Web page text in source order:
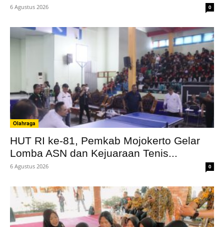
6 Agustus 2026 0
Olahraga
HUT RI ke-81, Pemkab Mojokerto Gelar
Lomba ASN dan Kejuaraan Tenis...
6 Agustus 2026 0